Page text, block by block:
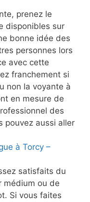
prenez le
disponibles sur
bonne idée des
personnes lors
avec cette
franchement si
non la voyante à
en mesure de
des
pouvez aussi aller
à Torcy –
satisfaits du
médium ou de
Si vous faites